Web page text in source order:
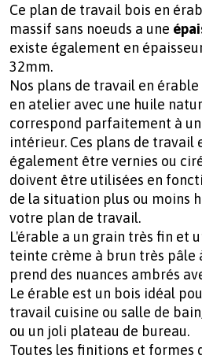
Ce plan de travail bois en
massif sans noeuds a une
existe également en
32mm.
Nos plans de travail en
en atelier avec une huile
correspond parfaitement à
intérieur. Ces plans de travail
également être vernies ou
doivent être utilisées en
de la situation plus ou moins
votre plan de travail.
L'érable a un grain très fin et
teinte crème à brun très pâle
prend des nuances ambrés
Le érable est un bois idéal
travail cuisine ou salle de
ou un joli plateau de bureau.
Toutes les finitions et formes